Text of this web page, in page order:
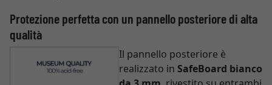
Protezione perfetta con un pannello posteriore di alta
qualità
Il pannello posteriore è
realizzato in SafeBoard bianco